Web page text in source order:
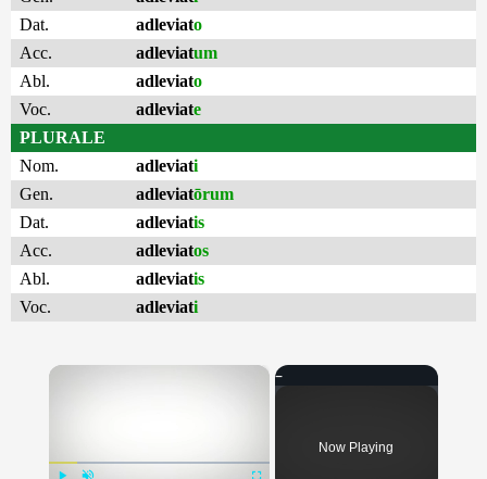
Dat.
adleviato
Acc.
adleviatum
Abl.
adleviato
Voc.
adleviate
PLURALE
Nom.
adleviati
Gen.
adleviatōrum
Dat.
adleviatis
Acc.
adleviatos
Abl.
adleviatis
Voc.
adleviati
×
Now Playing